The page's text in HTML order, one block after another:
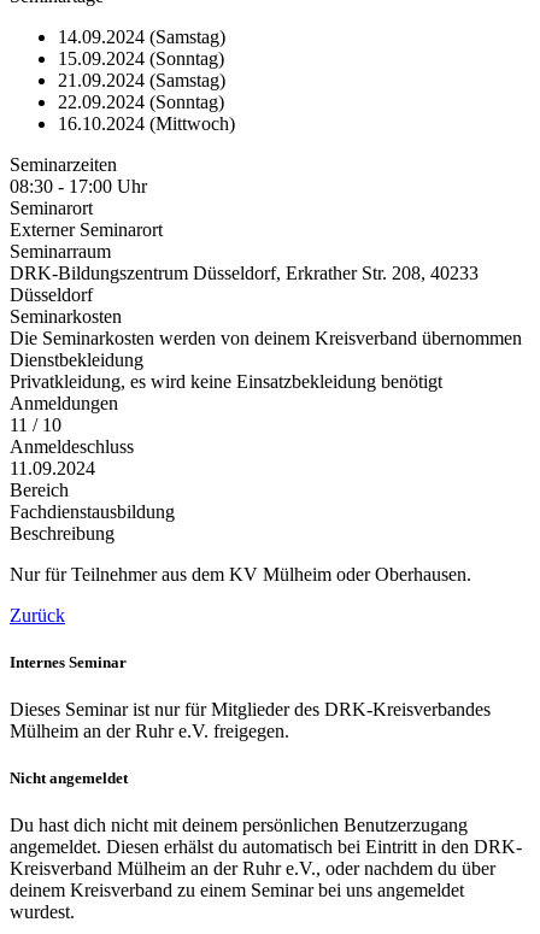
14.09.2024 (Samstag)
15.09.2024 (Sonntag)
21.09.2024 (Samstag)
22.09.2024 (Sonntag)
16.10.2024 (Mittwoch)
Seminarzeiten
08:30 - 17:00 Uhr
Seminarort
Externer Seminarort
Seminarraum
DRK-Bildungszentrum Düsseldorf, Erkrather Str. 208, 40233
Düsseldorf
Seminarkosten
Die Seminarkosten werden von deinem Kreisverband übernommen
Dienstbekleidung
Privatkleidung, es wird keine Einsatzbekleidung benötigt
Anmeldungen
11 / 10
Anmeldeschluss
11.09.2024
Bereich
Fachdienstausbildung
Beschreibung
Nur für Teilnehmer aus dem KV Mülheim oder Oberhausen.
Zurück
Internes Seminar
Dieses Seminar ist nur für Mitglieder des DRK-Kreisverbandes
Mülheim an der Ruhr e.V. freigegen.
Nicht angemeldet
Du hast dich nicht mit deinem persönlichen Benutzerzugang
angemeldet. Diesen erhälst du automatisch bei Eintritt in den DRK-
Kreisverband Mülheim an der Ruhr e.V., oder nachdem du über
deinem Kreisverband zu einem Seminar bei uns angemeldet
wurdest.